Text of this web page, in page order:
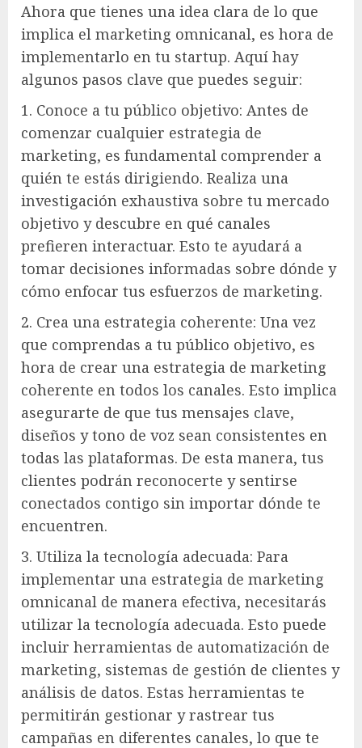
Ahora que tienes una idea clara de lo que
implica el marketing omnicanal, es hora de
implementarlo en tu startup. Aquí hay
algunos pasos clave que puedes seguir:
1. Conoce a tu público objetivo: Antes de
comenzar cualquier estrategia de
marketing, es fundamental comprender a
quién te estás dirigiendo. Realiza una
investigación exhaustiva sobre tu mercado
objetivo y descubre en qué canales
prefieren interactuar. Esto te ayudará a
tomar decisiones informadas sobre dónde y
cómo enfocar tus esfuerzos de marketing.
2. Crea una estrategia coherente: Una vez
que comprendas a tu público objetivo, es
hora de crear una estrategia de marketing
coherente en todos los canales. Esto implica
asegurarte de que tus mensajes clave,
diseños y tono de voz sean consistentes en
todas las plataformas. De esta manera, tus
clientes podrán reconocerte y sentirse
conectados contigo sin importar dónde te
encuentren.
3. Utiliza la tecnología adecuada: Para
implementar una estrategia de marketing
omnicanal de manera efectiva, necesitarás
utilizar la tecnología adecuada. Esto puede
incluir herramientas de automatización de
marketing, sistemas de gestión de clientes y
análisis de datos. Estas herramientas te
permitirán gestionar y rastrear tus
campañas en diferentes canales, lo que te